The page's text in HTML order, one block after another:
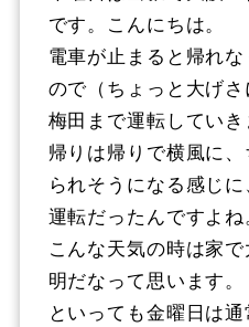
です。こんにちは。
電車が止まると帰れ
ので（ちょっと大げ
梅田まで運転していき
帰りは帰りで横風に
られそうになる感じ
運転だったんですよね
こんな天気の時は家
明だなって思います。
といっても金曜日は